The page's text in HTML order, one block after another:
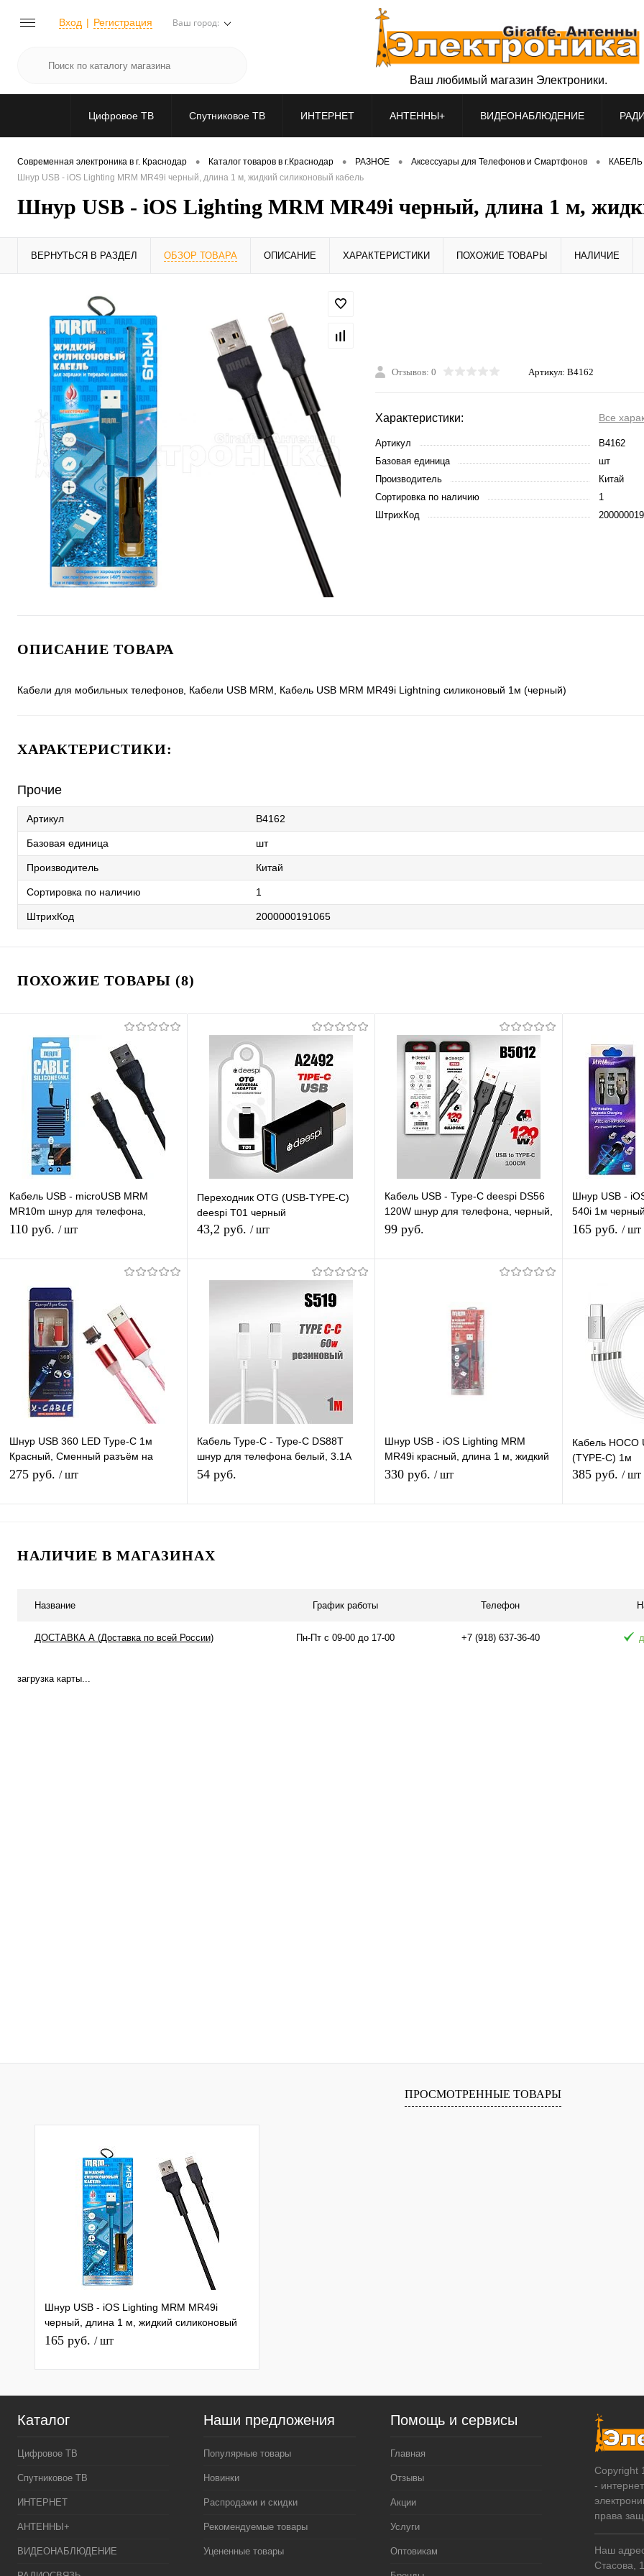
Вход Регистрация Ваш город:
Ваш любимый магазин Электроники.
Цифровое ТВ Спутниковое ТВ ИНТЕРНЕТ АНТЕННЫ+ ВИДЕОНАБЛЮДЕНИЕ
Современная электроника в г. Краснодар • Каталог товаров в г.Краснодар • РАЗНОЕ • Аксессуары для Телефонов и Смартфонов • КАБЕЛЬ
Шнур USB - iOS Lighting MRM MR49i черный, длина 1 м, жидкий силиконовый кабель
Шнур USB - iOS Lighting MRM MR49i черный, длина 1 м,
ВЕРНУТЬСЯ В РАЗДЕЛ ОБЗОР ТОВАРА ОПИСАНИЕ ХАРАКТЕРИСТИКИ ПОХОЖИЕ ТОВАРЫ НАЛИЧИЕ
Отзывов: 0 Артикул: B4162
Характеристики: Все
Артикул
B4162
Базовая единица
шт
Производитель
Китай
Сортировка по наличию
1
ШтрихКод
ОПИСАНИЕ ТОВАРА
Кабели для мобильных телефонов, Кабели USB MRM, Кабель USB MRM MR49i Lightning силиконовый 1м (черный)
ХАРАКТЕРИСТИКИ:
Прочие
Артикул B4162
Базовая единица шт
Производитель Китай
Сортировка по наличию 1
ШтрихКод 2000000191065
ПОХОЖИЕ ТОВАРЫ (8)
Кабель USB - microUSB MRM
MR10m шнур для телефона,
черный, длина 1м
110 руб. / шт
Купить в 1 клик К сравнению
В избранное Под заказ
Переходник OTG (USB-TYPE-C)
deespi T01 черный
43,2 руб. / шт
В корзину
В наличии
Кабель USB - Type-C deespi DS56
120W шнур для телефона, черный,
длина 1м
99 руб.
Купить в 1 клик
В избранное
Шнур USB -
540i 1м
сменный
165 руб. / шт
Купить в 1
В избранное
Шнур USB 360 LED Type-C 1м
Красный, Сменный разъём на
магните 360 градусов светящийся
275 руб. / шт
Кабель Type-C - Type-C DS88T
шнур для телефона белый, 3.1A
60W, длина 1м
54 руб.
Шнур USB - iOS Lighting MRM
MR49i красный, длина 1 м, жидкий
силиконовый кабель
330 руб. / шт
Кабель HOCO
(TYPE-C) 1м
385 руб. / шт
НАЛИЧИЕ В МАГАЗИНАХ
Название График работы Телефон
ДОСТАВКА А (Доставка по всей России) Пн-Пт с 09-00 до 17-00 +7 (918) 637-36-40
загрузка карты...
ПРОСМОТРЕННЫЕ ТОВАРЫ
Шнур USB - iOS Lighting MRM MR49i
черный, длина 1 м, жидкий силиконовый
кабель
165 руб. / шт
Каталог
Цифровое ТВ
Спутниковое ТВ
ИНТЕРНЕТ
АНТЕННЫ+
ВИДЕОНАБЛЮДЕНИЕ
Наши предложения
Популярные товары
Новинки
Распродажи и скидки
Рекомендуемые товары
Уцененные товары
Помощь и сервисы
Главная
Отзывы
Акции
Услуги
Оптовикам
Copyright
-
права
Наш
Стасова,